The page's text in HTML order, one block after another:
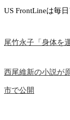
US FrontLineは毎
尾竹永子「身体を
西尾維新の小説が
市で公開